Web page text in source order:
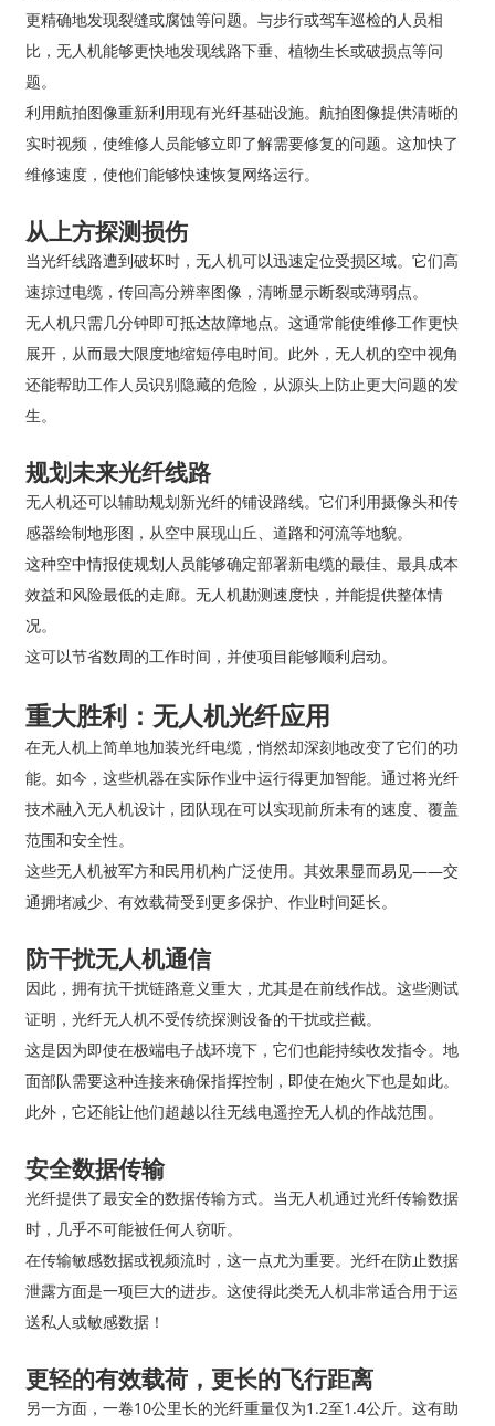
更精确地发现裂缝或腐蚀等问题。与步行或驾车巡检的人员相
比，无人机能够更快地发现线路下垂、植物生长或破损点等问
题。
利用航拍图像重新利用现有光纤基础设施。航拍图像提供清晰的
实时视频，使维修人员能够立即了解需要修复的问题。这加快了
维修速度，使他们能够快速恢复网络运行。
从上方探测损伤
当光纤线路遭到破坏时，无人机可以迅速定位受损区域。它们高
速掠过电缆，传回高分辨率图像，清晰显示断裂或薄弱点。
无人机只需几分钟即可抵达故障地点。这通常能使维修工作更快
展开，从而最大限度地缩短停电时间。此外，无人机的空中视角
还能帮助工作人员识别隐藏的危险，从源头上防止更大问题的发
生。
规划未来光纤线路
无人机还可以辅助规划新光纤的铺设路线。它们利用摄像头和传
感器绘制地形图，从空中展现山丘、道路和河流等地貌。
这种空中情报使规划人员能够确定部署新电缆的最佳、最具成本
效益和风险最低的走廊。无人机勘测速度快，并能提供整体情
况。
这可以节省数周的工作时间，并使项目能够顺利启动。
重大胜利：无人机光纤应用
在无人机上简单地加装光纤电缆，悄然却深刻地改变了它们的功
能。如今，这些机器在实际作业中运行得更加智能。通过将光纤
技术融入无人机设计，团队现在可以实现前所未有的速度、覆盖
范围和安全性。
这些无人机被军方和民用机构广泛使用。其效果显而易见——交
通拥堵减少、有效载荷受到更多保护、作业时间延长。
防干扰无人机通信
因此，拥有抗干扰链路意义重大，尤其是在前线作战。这些测试
证明，光纤无人机不受传统探测设备的干扰或拦截。
这是因为即使在极端电子战环境下，它们也能持续收发指令。地
面部队需要这种连接来确保指挥控制，即使在炮火下也是如此。
此外，它还能让他们超越以往无线电遥控无人机的作战范围。
安全数据传输
光纤提供了最安全的数据传输方式。当无人机通过光纤传输数据
时，几乎不可能被任何人窃听。
在传输敏感数据或视频流时，这一点尤为重要。光纤在防止数据
泄露方面是一项巨大的进步。这使得此类无人机非常适合用于运
送私人或敏感数据！
更轻的有效载荷，更长的飞行距离
另一方面，一卷10公里长的光纤重量仅为1.2至1.4公斤。这有助